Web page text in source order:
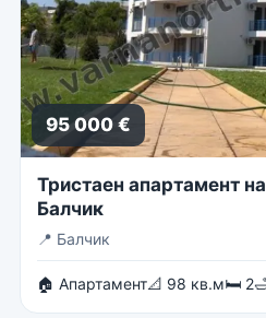
95 000 €
Тристаен апартамент
Балчик
📍 Балчик
🏠 Апартамент📐 98 кв.м🛏 2